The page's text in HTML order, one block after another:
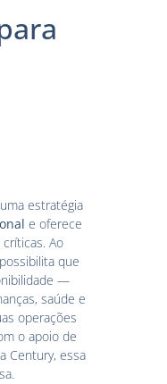
estratégia
e oferece
Ao
que
—
saúde e
operações
o apoio de
Century, essa